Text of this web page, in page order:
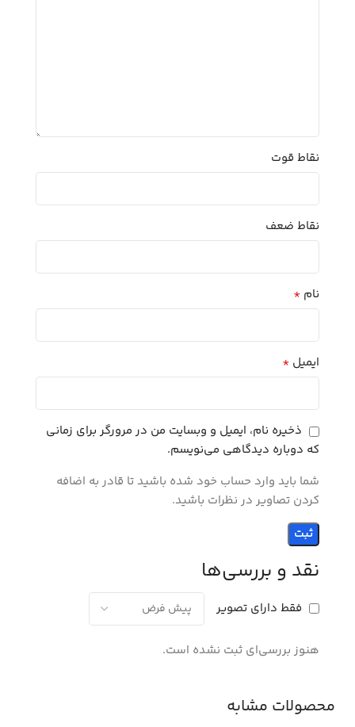
نقد و بررسی‌ها
فقط دارای تصویر
هنوز بررسی‌ای ثبت نشده است.
نقاط قوت
نقاط ضعف
نام *
ایمیل *
ذخیره نام، ایمیل و وبسایت من در مرورگر برای زمانی
که دوباره دیدگاهی می‌نویسم.
شما باید وارد حساب خود شده باشید تا قادر به اضافه
کردن تصاویر در نظرات باشید.
محصولات مشابه